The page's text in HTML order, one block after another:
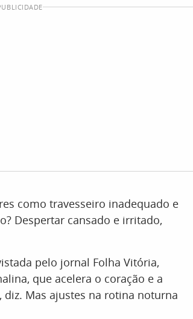
como travesseiro inadequado e
Despertar cansado e irritado,
pelo jornal Folha Vitória,
que acelera o coração e a
diz. Mas ajustes na rotina noturna